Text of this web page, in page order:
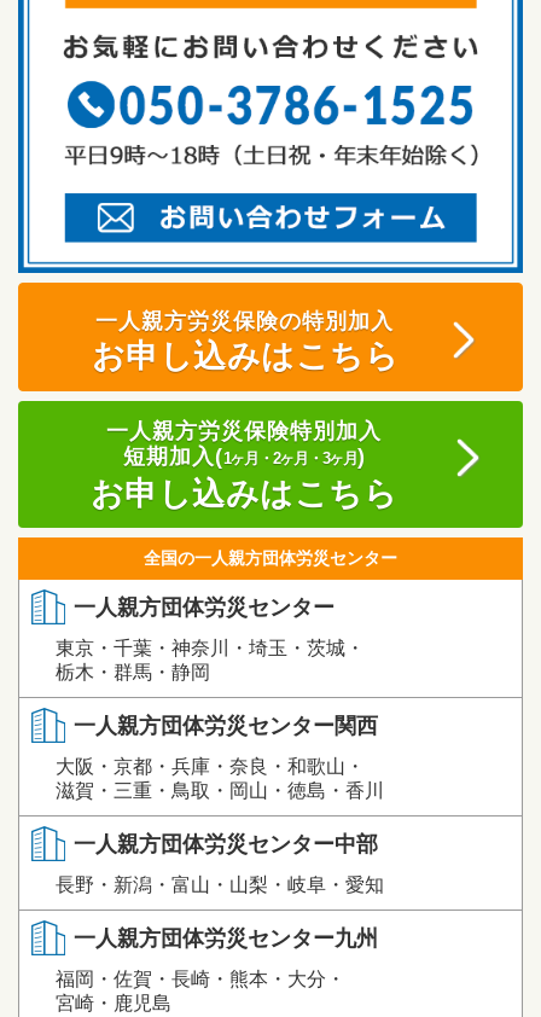
一人親方労災保険の特別加入
お申し込みはこちら
一人親方労災保険特別加入
短期加入(1ヶ月・2ヶ月・3ヶ月)
お申し込みはこちら
全国の一人親方団体労災センター
一人親方団体労災センター
東京・千葉・神奈川・埼玉・茨城・
栃木・群馬・静岡
一人親方団体労災センター関西
大阪・京都・兵庫・奈良・和歌山・
滋賀・三重・鳥取・岡山・徳島・香川
一人親方団体労災センター中部
長野・新潟・富山・山梨・岐阜・愛知
一人親方団体労災センター九州
福岡・佐賀・長崎・熊本・大分・
宮崎・鹿児島